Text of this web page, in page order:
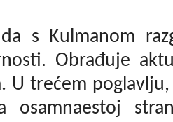
s Kulmanom
Obrađuje
U trećem
osamnaestoj